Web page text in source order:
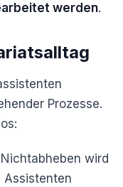
werden.
Prozesse.
Nichtabheben wird
Assistenten